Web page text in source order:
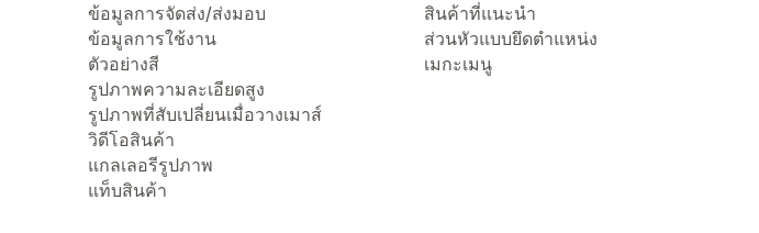
ข้อมูลการจัดส่ง/ส่งมอบ
ข้อมูลการใช้งาน
ตัวอย่างสี
รูปภาพความละเอียดสูง
รูปภาพที่สับเปลี่ยนเมื่อวางเมาส์
วิดีโอสินค้า
แกลเลอรีรูปภาพ
แท็บสินค้า
สินค้าที่แนะนำ
ส่วนหัวแบบยึดตำแหน่ง
เมกะเมนู